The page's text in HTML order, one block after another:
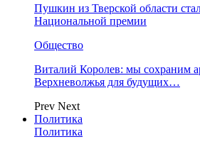
Пушкин из Тверской области
Национальной премии
Общество
Виталий Королев: мы сохраним
Верхневолжья для будущих…
Prev Next
Политика
Политика